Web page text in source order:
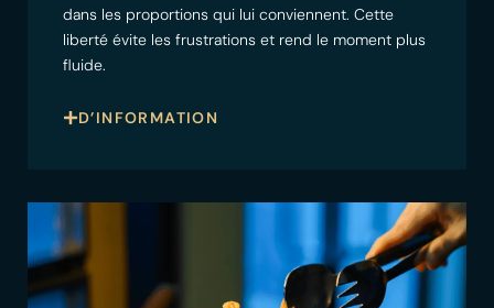
dans les proportions qui lui conviennent. Cette
liberté évite les frustrations et rend le moment plus
fluide.
D’INFORMATION